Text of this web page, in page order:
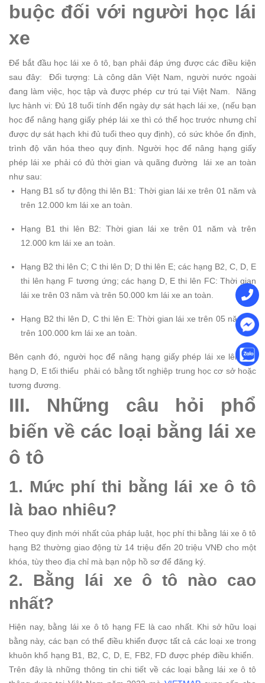
buộc đối với người học lái
xe
Để bắt đầu học lái xe ô tô, bạn phải đáp ứng được các điều kiện
sau đây:
Đối tượng: Là công dân Việt Nam, người nước ngoài
đang làm việc, học tập và được phép cư trú tại Việt Nam.
Năng
lực hành vi: Đủ 18 tuổi tính đến ngày dự sát hạch lái xe, (nếu bạn
học để nâng hạng giấy phép lái xe thì có thể học trước nhưng chỉ
được dự sát hạch khi đủ tuổi theo quy định), có sức khỏe ổn định,
trình độ văn hóa theo quy định.
Người học để nâng hạng giấy
phép lái xe phải có đủ thời gian và quãng đường lái xe an toàn
như sau:
Hạng B1 số tự động thi lên B1: Thời gian lái xe trên 01 năm và
trên 12.000 km lái xe an toàn.
Hạng B1 thi lên B2: Thời gian lái xe trên 01 năm và trên
12.000 km lái xe an toàn.
Hạng B2 thi lên C; C thi lên D; D thi lên E; các hạng B2, C, D, E
thi lên hạng F tương ứng; các hạng D, E thi lên FC: Thời gian
lái xe trên 03 năm và trên 50.000 km lái xe an toàn.
Hạng B2 thi lên D, C thi lên E: Thời gian lái xe trên 05 năm và
trên 100.000 km lái xe an toàn.
Bên cạnh đó, người học để nâng hạng giấy phép lái xe lên các
hạng D, E tối thiểu phải có bằng tốt nghiệp trung học cơ sở hoặc
tương đương.
III. Những câu hỏi phổ
biến về các loại bằng lái xe
ô tô
1. Mức phí thi bằng lái xe ô tô
là bao nhiêu?
Theo quy định mới nhất của pháp luật, học phí thi bằng lái xe ô tô
hạng B2 thường giao động từ 14 triệu đến 20 triệu VNĐ cho một
khóa, tùy theo địa chỉ mà bạn nộp hồ sơ để đăng ký.
2. Bằng lái xe ô tô nào cao
nhất?
Hiện nay, bằng lái xe ô tô hạng FE là cao nhất. Khi sở hữu loại
bằng này, các bạn có thể điều khiển được tất cả các loại xe trong
khuôn khổ hạng B1, B2, C, D, E, FB2, FD được phép điều khiển.
Trên đây là những thông tin chi tiết về các loại bằng lái xe ô tô